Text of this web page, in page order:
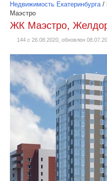
Недвижимость Екатеринбурга/
Маэстро
ЖК Маэстро,
144 с 26.08.2020, обновлен